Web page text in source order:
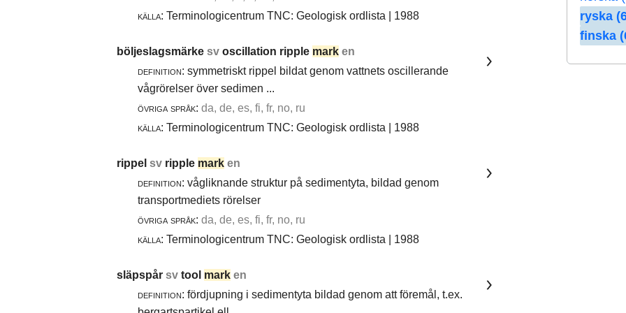
ryska
finska
källa: Terminologicentrum TNC: Geologisk ordlista | 1988
böljeslagsmärke sv oscillation ripple mark en
definition: symmetriskt rippel bildat genom vattnets oscillerande
vågrörelser över sedimen ...
övriga språk: da, de, es, fi, fr, no, ru
källa: Terminologicentrum TNC: Geologisk ordlista | 1988
rippel sv ripple mark en
definition: vågliknande struktur på sedimentyta, bildad genom
transportmediets rörelser
övriga språk: da, de, es, fi, fr, no, ru
källa: Terminologicentrum TNC: Geologisk ordlista | 1988
släpspår sv tool mark en
definition: fördjupning i sedimentyta bildad genom att föremål, t.ex.